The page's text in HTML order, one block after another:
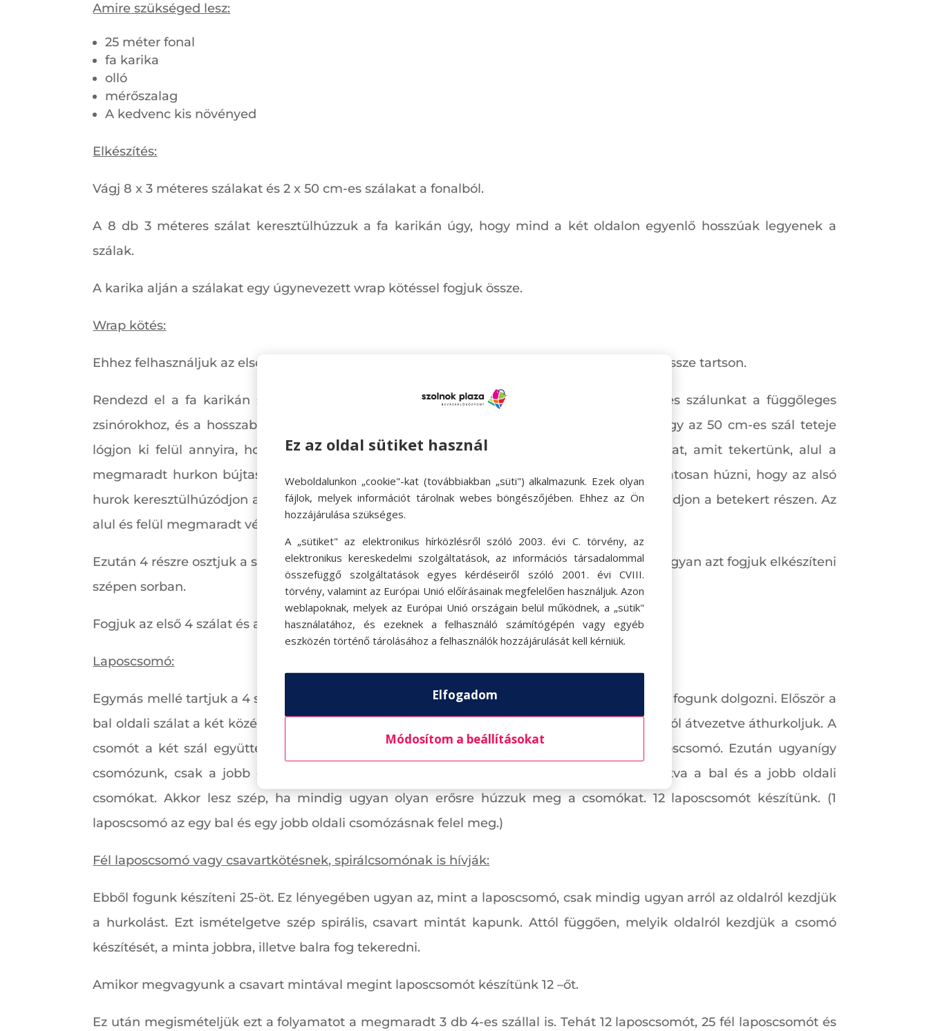
Amire szükséged lesz:
25 méter fonal
fa karika
olló
mérőszalag
A kedvenc kis növényed
Elkészítés:
Vágj 8 x 3 méteres szálakat és 2 x 50 cm-es szálakat a fonalból.
A 8 db 3 méteres szálat keresztülhúzzuk a fa karikán úgy, hogy mind a két oldalon egyenlő hosszúak legyenek a
szálak.
A karika alján a szálakat egy úgynevezett wrap kötéssel fogjuk össze.
Wrap kötés:
Ehhez felhasználjuk az első 50 cm-es szálat. Ennek a csomónak az a célja, hogy több szálat össze tartson.
Rendezd el a fa karikán szépen a függőleges zsinórokat. Hajtsuk meg az egyik 50 cm-es szálunkat a függőleges
zsinórokhoz, és a hosszabb résszel kezdjük el a szálakat körbe tekerni. Figyeljünk arra, hogy az 50 cm-es szál teteje
lógjon ki felül annyira, hogy meg tudjuk majd fogni. Tekerjük körbe kb. 8x. Majd a szálat, amit tekertünk, alul a
megmaradt hurkon bújtassuk át. Ha ez megvan, akkor a felül kilógó szálat kezdjük el óvatosan húzni, hogy az alsó
hurok keresztülhúzódjon a betekert részen. Addig húzzuk, hogy az alsó hurok keresztül haladjon a betekert részen. Az
alul és felül megmaradt végeket óvatosan levágjuk.
Ezután 4 részre osztjuk a szálakat, tehát 4-4 szálat csoportosítunk szét. Mind a négy részen ugyan azt fogjuk elkészíteni
szépen sorban.
Fogjuk az első 4 szálat és azon kezdünk el dolgozni. Előszőr laposcsomókat fogunk készíteni.
Laposcsomó:
Egymás mellé tartjuk a 4 szálat. A két középső szálat vezérszálnak hívjuk. A két szélső szállal fogunk dolgozni. Először a
bal oldali szálat a két középső szál fölé helyezzük keresztben, majd a jobb oldali szálat hátulról átvezetve áthurkoljuk. A
csomót a két szál együttes meghúzásával felhúzzuk a vezetőszálra. Ez eddig egy fél laposcsomó. Ezután ugyanígy
csomózunk, csak a jobb oldali szállal kezdünk, és a bal oldalival hurkolunk. Így váltogatva a bal és a jobb oldali
csomókat. Akkor lesz szép, ha mindig ugyan olyan erősre húzzuk meg a csomókat. 12 laposcsomót készítünk. (1
laposcsomó az egy bal és egy jobb oldali csomózásnak felel meg.)
Fél laposcsomó vagy csavartkötésnek, spirálcsomónak is hívják:
Ebből fogunk készíteni 25-öt. Ez lényegében ugyan az, mint a laposcsomó, csak mindig ugyan arról az oldalról kezdjük
a hurkolást. Ezt ismételgetve szép spirális, csavart mintát kapunk. Attól függően, melyik oldalról kezdjük a csomó
készítését, a minta jobbra, illetve balra fog tekeredni.
Amikor megvagyunk a csavart mintával megint laposcsomót készítünk 12 –őt.
Ez után megismételjük ezt a folyamatot a megmaradt 3 db 4-es szállal is. Tehát 12 laposcsomót, 25 fél laposcsomót és
Ez az oldal sütiket használ
Weboldalunkon „cookie"-kat (továbbiakban „süti") alkalmazunk. Ezek olyan
fájlok, melyek információt tárolnak webes böngészőjében. Ehhez az Ön
hozzájárulása szükséges.
A „sütiket" az elektronikus hírközlésről szóló 2003. évi C. törvény, az
elektronikus kereskedelmi szolgáltatások, az információs társadalommal
összefüggő szolgáltatások egyes kérdéseiről szóló 2001. évi CVIII.
törvény, valamint az Európai Unió előírásainak megfelelően használjuk. Azon
weblapoknak, melyek az Európai Unió országain belül működnek, a „sütik"
használatához, és ezeknek a felhasználó számítógépén vagy egyéb
eszközén történő tárolásához a felhasználók hozzájárulását kell kérniük.
Elfogadom
Módosítom a beállításokat